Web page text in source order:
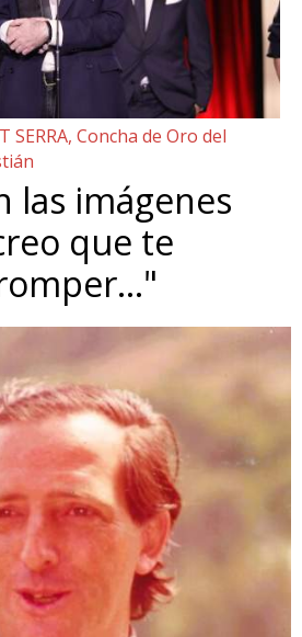
SERRA, Concha de Oro del
las imágenes
que te